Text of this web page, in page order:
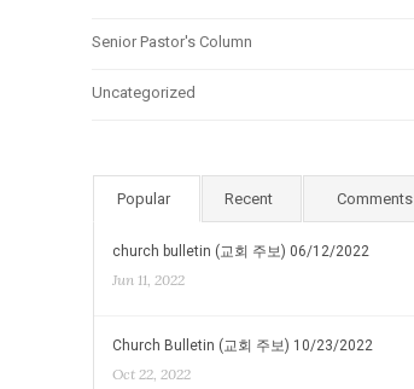
Senior Pastor's Column
Uncategorized
Popular Recent Comments
church bulletin (교회 주보) 06/12/2022
Jun 11, 2022
Church Bulletin (교회 주보) 10/23/2022
Oct 22, 2022